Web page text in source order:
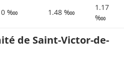
0 ‱ 1.48 ‱
1.17
‱
de Saint-Victor-de-